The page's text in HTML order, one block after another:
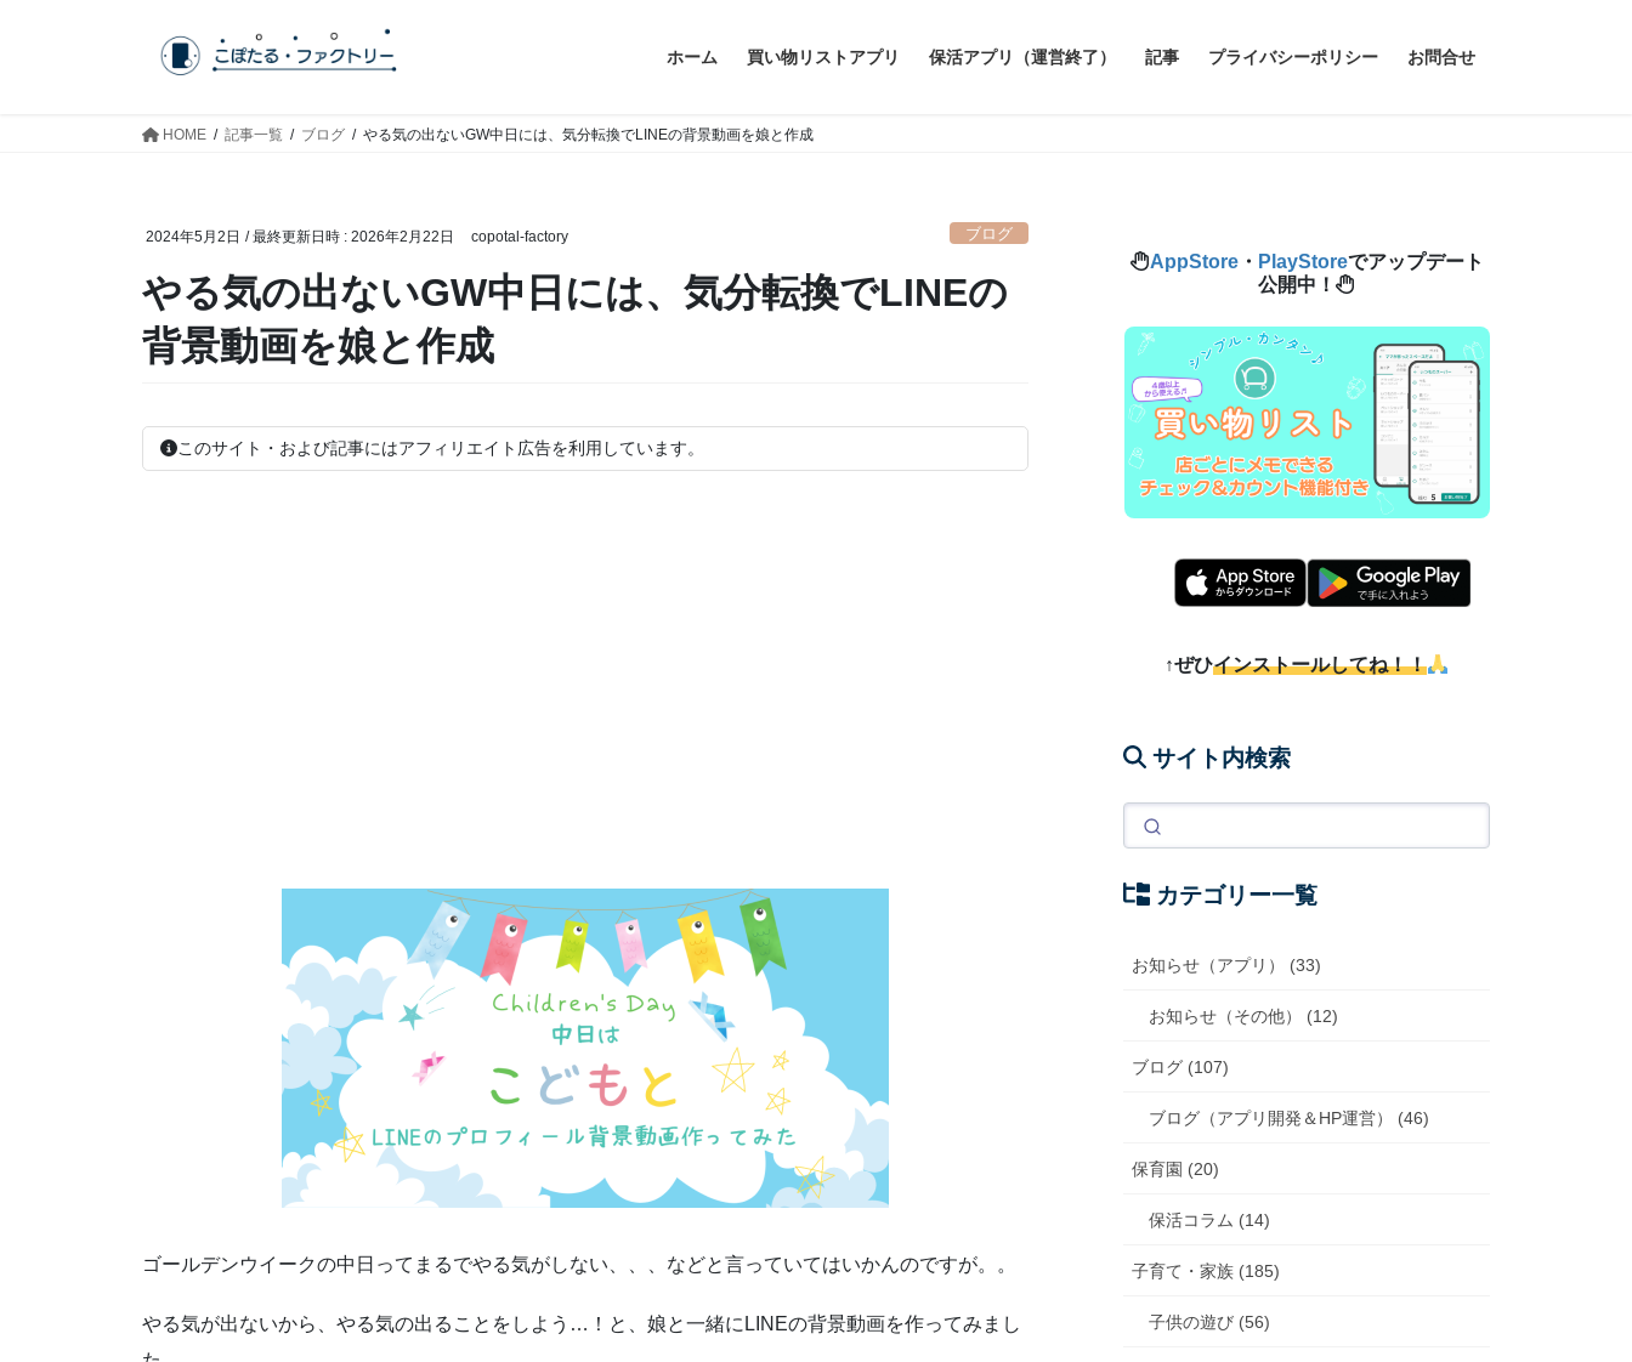
ホーム 買い物リストアプリ 保活アプリ（運営終了） 記事 プライバシーポリシー お問合せ
HOME 記事一覧 ブログ やる気の出ないGW中日には、気分転換でLINEの背景動画を娘と作成
2024年5月2日 / 最終更新日時 : 2026年2月22日 copotal-factory ブログ
やる気の出ないGW中日には、気分転換でLINEの
背景動画を娘と作成
このサイト・および記事にはアフィリエイト広告を利用しています。
ゴールデンウイークの中日ってまるでやる気がしない、、、などと言っていてはいかんのですが。。
やる気が出ないから、やる気の出ることをしよう…！と、娘と一緒にLINEの背景動画を作ってみまし
AppStore・ PlayStoreでアップデート
公開中！
↑ぜひインストールしてね！！
サイト内検索
カテゴリー一覧
お知らせ（アプリ） (33)
お知らせ（その他） (12)
ブログ (107)
ブログ（アプリ開発＆HP運営） (46)
保育園 (20)
保活コラム (14)
子育て・家族 (185)
子供の遊び (56)